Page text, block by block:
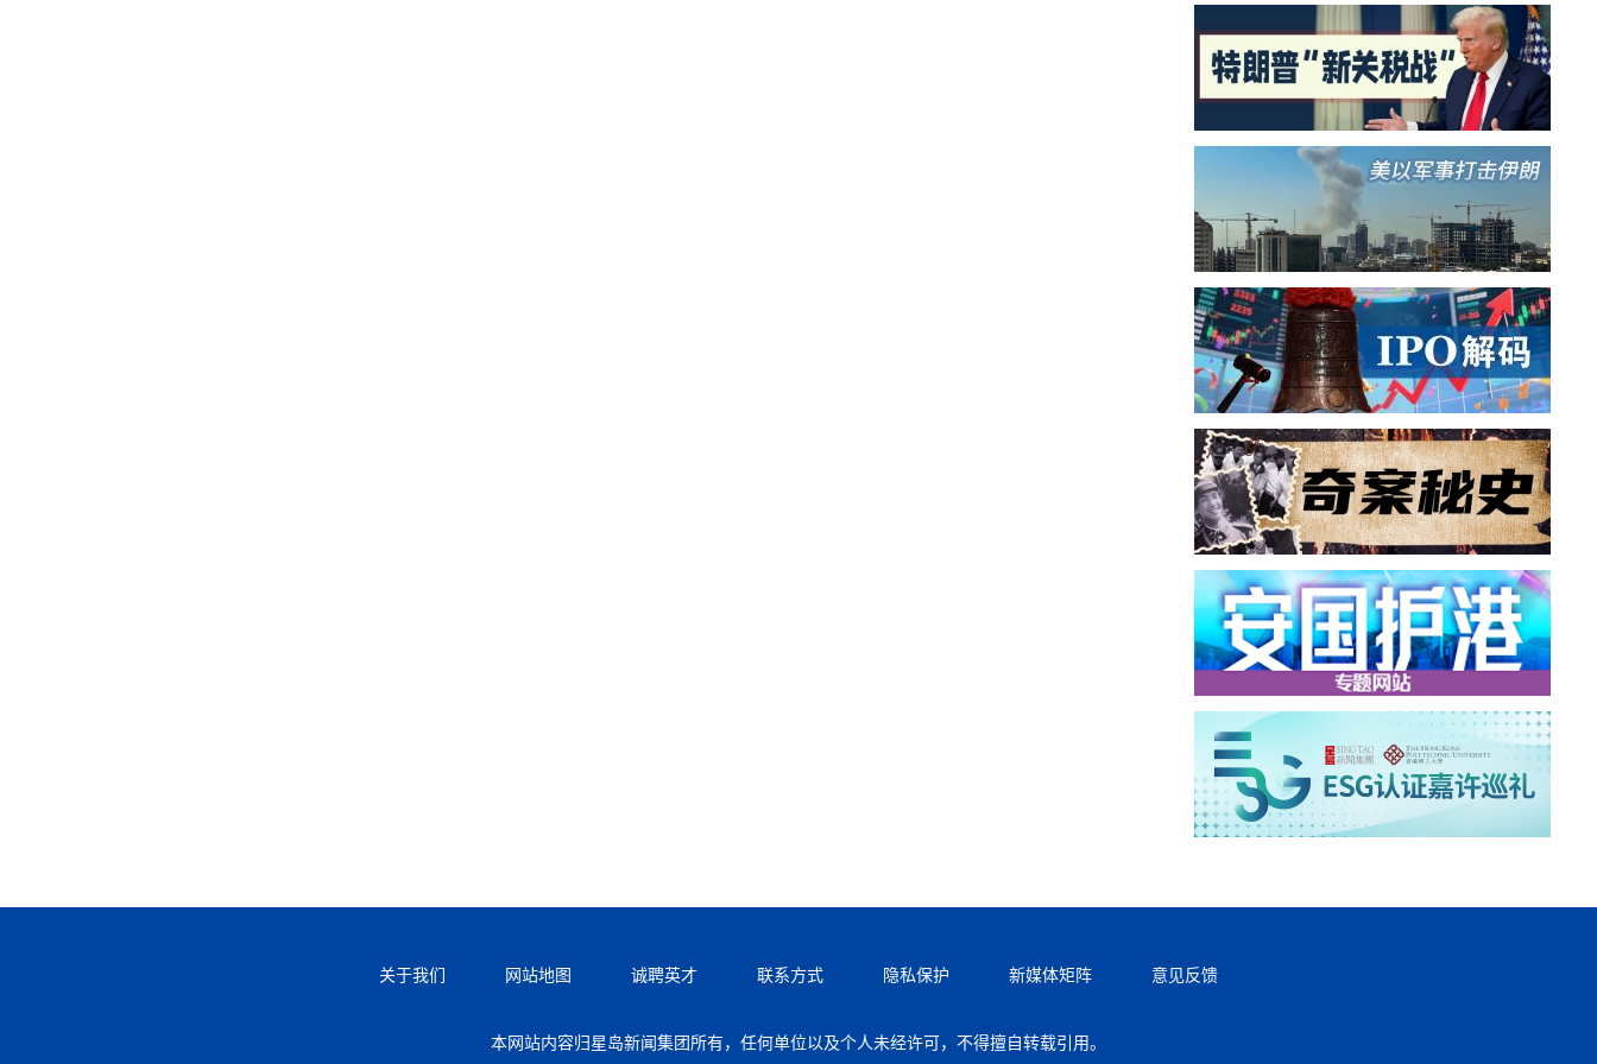
关于我们 网站地图 诚聘英才 联系方式 隐私保护 新媒体矩阵 意见反馈
本网站内容归星岛新闻集团所有，任何单位以及个人未经许可，不得擅自转载引用。